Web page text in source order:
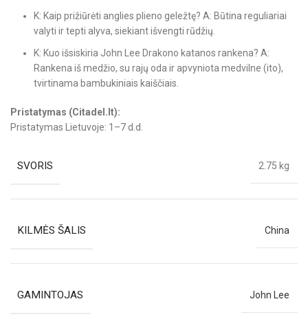
K: Kaip prižiūrėti anglies plieno geležtę? A: Būtina reguliariai
valyti ir tepti alyva, siekiant išvengti rūdžių.
K: Kuo išsiskiria John Lee Drakono katanos rankena? A:
Rankena iš medžio, su rajų oda ir apvyniota medvilne (ito),
tvirtinama bambukiniais kaiščiais.
Pristatymas (Citadel.lt):
Pristatymas Lietuvoje: 1–7 d.d.
SVORIS 2.75 kg
KILMĖS ŠALIS China
GAMINTOJAS John Lee